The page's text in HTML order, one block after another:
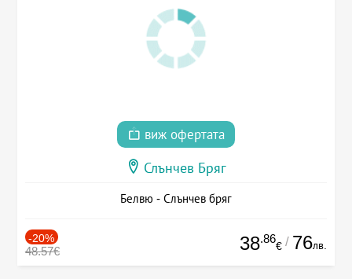
виж офертата
Слънчев Бряг
Белвю - Слънчев бряг
-20%
48.57€ 38.86
€ / 76лв.